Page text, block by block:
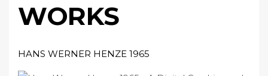
WORKS
HANS WERNER HENZE 1965